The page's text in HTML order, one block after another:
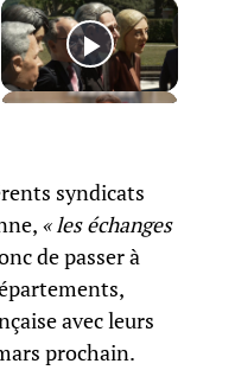
syndicats
« les échanges
de passer à
avec leurs
prochain.